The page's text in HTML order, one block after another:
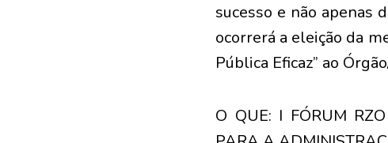
sucesso e não apenas
ocorrerá a eleição da
Pública Eficaz” ao
O QUE: I FÓRUM